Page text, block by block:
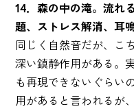
14．森の中の滝。流れ
題、ストレス解消、耳
同じく自然音だが、こ
深い鎮静作用がある。
も再現できないぐらい
用があると言われるが